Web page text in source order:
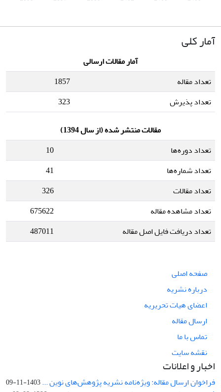
آمار کلی
آمار مقالات ارسالی
تعداد مقاله
1857
تعداد پذیرش
323
مقالات منتشر شده (از سال 1394)
تعداد دوره‌ها
10
تعداد شماره‌ها
41
تعداد مقالات
326
تعداد مشاهده مقاله
675622
تعداد دریافت فایل اصل مقاله
487011
صفحه اصلی
درباره نشریه
اعضای هیات تحریریه
ارسال مقاله
تماس با ما
نقشه سایت
اخبار و اعلانات
فراخوان ارسال مقاله: ویژه‌نامه نشریه پژوهش‌های نوین ...1403-11-09